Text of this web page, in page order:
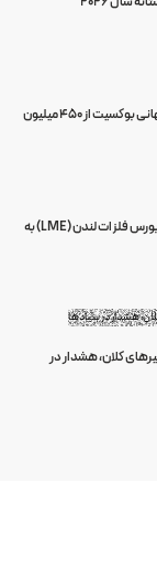
چشم‌انداز بازار آلومینیوم: تولید جهانی بوکسیت از ۴۵۰ میلیون
افزایش قیمت نقدی آلومینیوم در بورس فلزات لندن (LME) به
کلان، هشدار در